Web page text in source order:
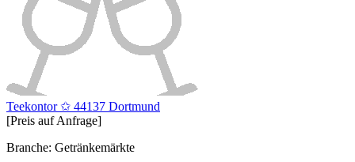
Teekontor ✩ 44137 Dortmund
[Preis auf Anfrage]
Branche: Getränkemärkte